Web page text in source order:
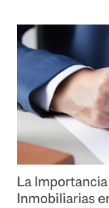
La
Inmobiliarias